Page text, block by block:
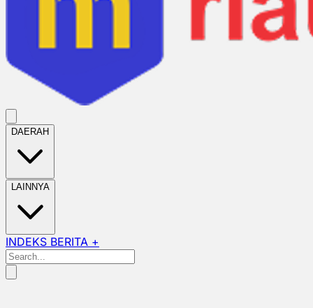
DAERAH
LAINNYA
INDEKS BERITA +